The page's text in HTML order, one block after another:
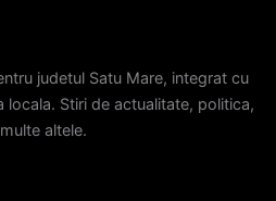
judetul Satu Mare, integrat cu
Stiri de actualitate, politica,
altele.